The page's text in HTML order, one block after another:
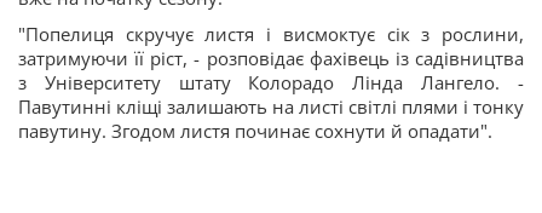
"Попелиця скручує листя і висмоктує сік з рослини,
затримуючи її ріст, - розповідає фахівець із садівництва
з Університету штату Колорадо Лінда Лангело. -
Павутинні кліщі залишають на листі світлі плями і тонку
павутину. Згодом листя починає сохнути й опадати".